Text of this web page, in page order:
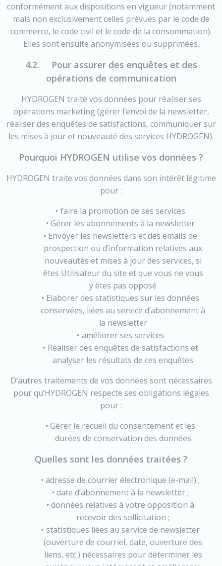
conformément aux dispositions en vigueur (notamment
mais non exclusivement celles prévues par le code de
commerce, le code civil et le code de la consommation).
Elles sont ensuite anonymisées ou supprimées.
4.2. Pour assurer des enquêtes et des
opérations de communication
HYDROGEN traite vos données pour réaliser ses
opérations marketing (gérer l’envoi de la newsletter,
réaliser des enquêtes de satisfactions, communiquer sur
les mises à jour et nouveauté des services HYDROGEN).
Pourquoi HYDROGEN utilise vos données ?
HYDROGEN traite vos données dans son intérêt légitime
pour :
faire la promotion de ses services
Gérer les abonnements à la newsletter
Envoyer les newsletters et des emails de
prospection ou d’information relatives aux
nouveautés et mises à jour des services, si
êtes Utilisateur du site et que vous ne vous
y êtes pas opposé
Elaborer des statistiques sur les données
conservées, liées au service d’abonnement à
la newsletter
améliorer ses services
Réaliser des enquêtes de satisfactions et
analyser les résultats de ces enquêtes
D’autres traitements de vos données sont nécessaires
pour qu’HYDROGEN respecte ses obligations légales
pour :
Gérer le recueil du consentement et les
durées de conservation des données
Quelles sont les données traitées ?
adresse de courrier électronique (e-mail) ;
date d’abonnement à la newsletter ;
données relatives à votre opposition à
recevoir des sollicitation ;
statistiques liées au service de newsletter
(ouverture de courriel, date, ouverture des
liens, etc.) nécessaires pour déterminer les